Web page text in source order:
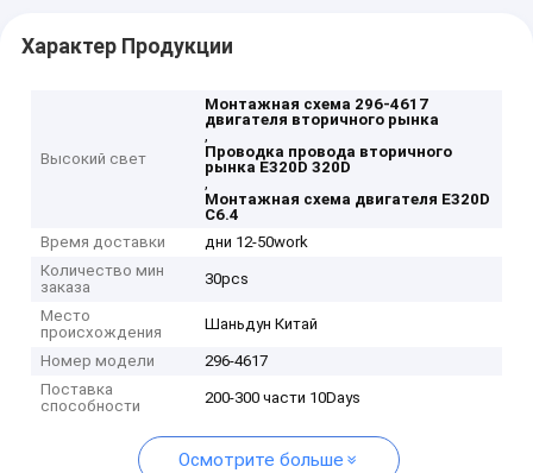
Характер Продукции
Высокий свет
Монтажная схема 296-4617
двигателя вторичного рынка
,
Проводка провода вторичного
рынка E320D 320D
,
Монтажная схема двигателя E320D
C6.4
Время доставки
дни 12-50work
Количество мин
заказа
30pcs
Место
происхождения
Шаньдун Китай
Номер модели
296-4617
Поставка
способности
200-300 части 10Days
Осмотрите больше